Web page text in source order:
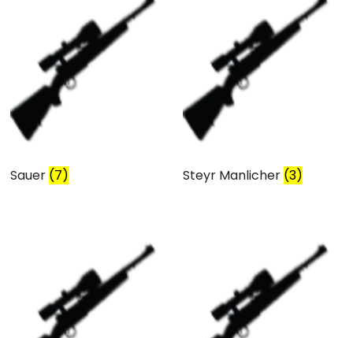
Sauer (7) Steyr Manlicher (3)